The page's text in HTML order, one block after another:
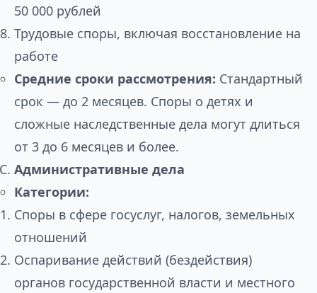
50 000 рублей
Трудовые споры, включая восстановление на
работе
Средние сроки рассмотрения: Стандартный
срок — до 2 месяцев. Споры о детях и
сложные наследственные дела могут длиться
от 3 до 6 месяцев и более.
Административные дела
Категории:
Споры в сфере госуслуг, налогов, земельных
отношений
Оспаривание действий (бездействия)
органов государственной власти и местного